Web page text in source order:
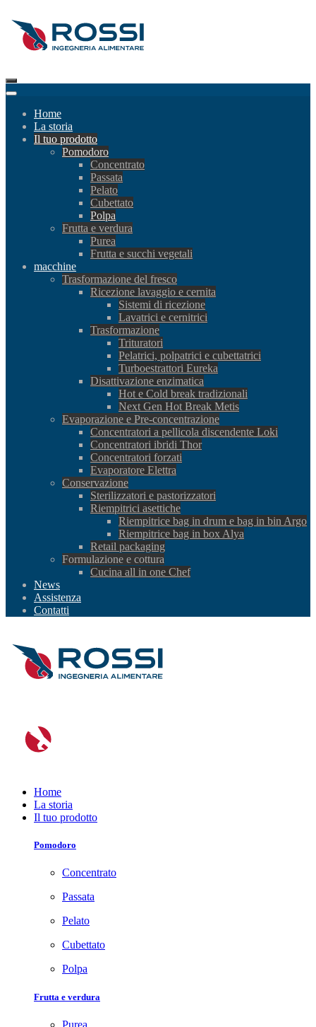
Home
La storia
Il tuo prodotto
Pomodoro
Concentrato
Passata
Pelato
Cubettato
Polpa
Frutta e verdura
Purea
Frutta e succhi vegetali
macchine
Trasformazione del fresco
Ricezione lavaggio e cernita
Sistemi di ricezione
Lavatrici e cernitrici
Trasformazione
Trituratori
Pelatrici, polpatrici e cubettatrici
Turboestrattori Eureka
Disattivazione enzimatica
Hot e Cold break tradizionali
Next Gen Hot Break Metis
Evaporazione e Pre-concentrazione
Concentratori a pellicola discendente Loki
Concentratori ibridi Thor
Concentratori forzati
Evaporatore Elettra
Conservazione
Sterilizzatori e pastorizzatori
Riempitrici asettiche
Riempitrice bag in drum e bag in bin Argo
Riempitrice bag in box Alya
Retail packaging
Formulazione e cottura
Cucina all in one Chef
News
Assistenza
Contatti
Home
La storia
Il tuo prodotto
Pomodoro
Concentrato
Passata
Pelato
Cubettato
Polpa
Frutta e verdura
Purea